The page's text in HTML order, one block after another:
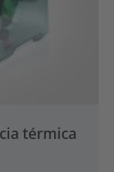
térmica